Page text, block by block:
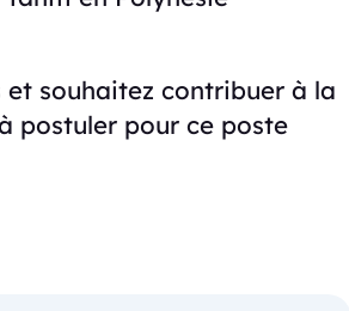
et souhaitez contribuer à la
postuler pour ce poste